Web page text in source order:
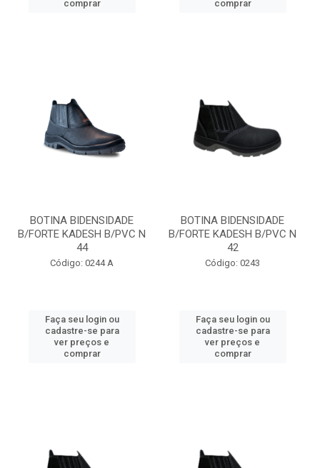
comprar
comprar
BOTINA BIDENSIDADE
B/FORTE KADESH B/PVC N
44
Código: 0244 A
Faça seu login ou
cadastre-se para
ver preços e
comprar
BOTINA BIDENSIDADE
B/FORTE KADESH B/PVC N
42
Código: 0243
Faça seu login ou
cadastre-se para
ver preços e
comprar